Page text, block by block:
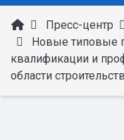
Пресс-центр
Новые типовые
квалификации и
области